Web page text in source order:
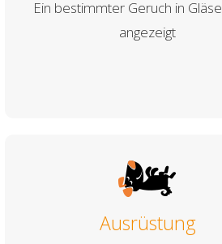
Ein bestimmter Geruch in
angezeigt
Ausrüstung